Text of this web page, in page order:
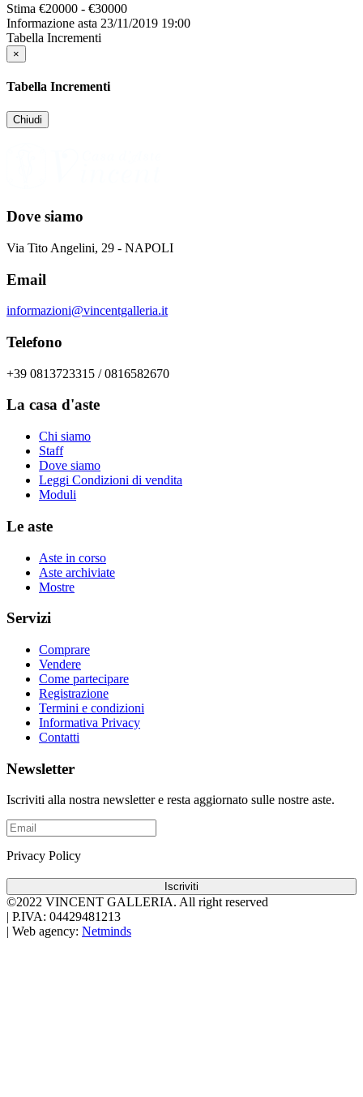
Stima €20000 - €30000
Informazione asta 23/11/2019 19:00
Tabella Incrementi
×
Tabella Incrementi
Chiudi
Dove siamo
Via Tito Angelini, 29 - NAPOLI
Email
informazioni@vincentgalleria.it
Telefono
+39 0813723315 / 0816582670
La casa d'aste
Chi siamo
Staff
Dove siamo
Leggi Condizioni di vendita
Moduli
Le aste
Aste in corso
Aste archiviate
Mostre
Servizi
Comprare
Vendere
Come partecipare
Registrazione
Termini e condizioni
Informativa Privacy
Contatti
Newsletter
Iscriviti alla nostra newsletter e resta aggiornato sulle nostre aste.
Privacy Policy
Iscriviti
©2022 VINCENT GALLERIA. All right reserved
P.IVA: 04429481213
Web agency: Netminds